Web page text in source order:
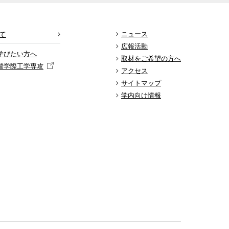
びたい方へ
学際工学専攻
ニュース
広報活動
取材をご希望の方へ
アクセス
サイトマップ
学内向け情報